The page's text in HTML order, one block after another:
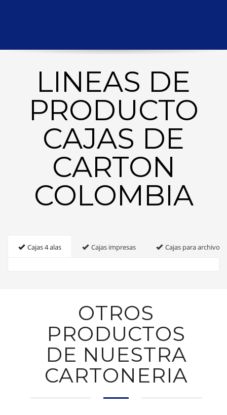
LINEAS DE
PRODUCTO
CAJAS DE
CARTON
COLOMBIA
Cajas 4 alas Cajas impresas Cajas para archivo
OTROS
PRODUCTOS
DE NUESTRA
CARTONERIA